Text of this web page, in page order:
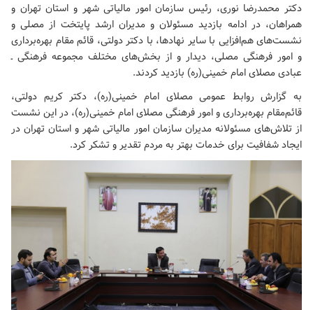
دکتر محمدرضا نوری، رئیس سازمان امور مالیاتی شهر و استان تهران و
همراهان، در ادامه بازدید مسئولان و مدیران ارشد پایتخت از مصلی و
نشست‌های هم‌افزایی با سایر نهادها، با دکتر دولتی، قائم مقام بهره‌برداری
و امور فرهنگی مصلی، دیدار و از بخش‌های مختلف مجموعه فرهنگی ـ
عبادی مصلای امام خمینی(ره) بازدید کردند.
به گزارش روابط عمومی مصلای امام خمینی(ره)، دکتر کریم دولتی،
قائم‌مقام بهره‌برداری و امور فرهنگی مصلای امام خمینی(ره)، در این نشست
از ﺗﻼش‌ﻫﺎی ﻣﺴﺌﻮلانه مدیران سازمان امور مالیاتی شهر و استان تهران در
ایجاد شفافیت برای خدمات بهتر به مردم تقدیر و تشکر کرد.